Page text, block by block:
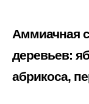
Аммиачная
деревьев:
абрикоса,